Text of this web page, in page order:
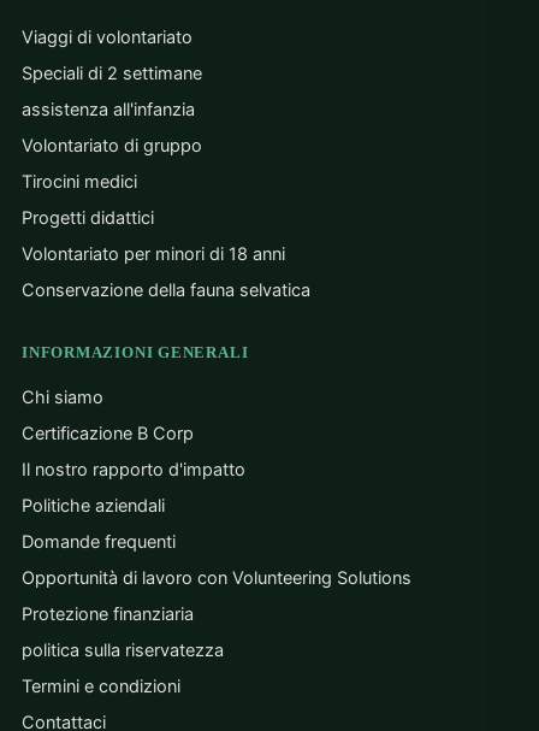
Viaggi di volontariato
Speciali di 2 settimane
assistenza all'infanzia
Volontariato di gruppo
Tirocini medici
Progetti didattici
Volontariato per minori di 18 anni
Conservazione della fauna selvatica
INFORMAZIONI GENERALI
Chi siamo
Certificazione B Corp
Il nostro rapporto d'impatto
Politiche aziendali
Domande frequenti
Opportunità di lavoro con Volunteering Solutions
Protezione finanziaria
politica sulla riservatezza
Termini e condizioni
Contattaci